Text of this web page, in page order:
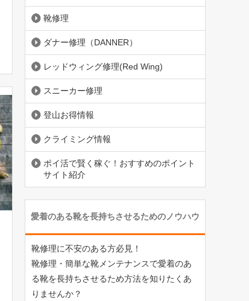
靴修理
ダナー修理（DANNER）
レッドウィング修理(Red Wing)
スニーカー修理
登山お得情報
クライミング情報
ポイ活で賢く稼ぐ！おすすめのポイント
サイト紹介
愛着のある靴を長持ちさせるためのノウハウ
靴修理に不安のある方必見！
靴修理・簡単な靴メンテナンスで愛着のあ
る靴を長持ちさせるため方法を知りたくあ
りませんか？